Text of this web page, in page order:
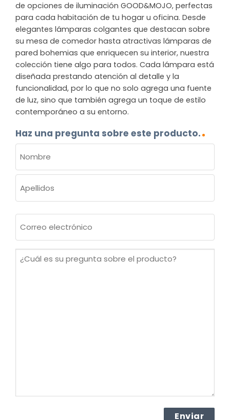
de opciones de iluminación GOOD&MOJO, perfectas
para cada habitación de tu hogar u oficina. Desde
elegantes lámparas colgantes que destacan sobre
su mesa de comedor hasta atractivas lámparas de
pared bohemias que enriquecen su interior, nuestra
colección tiene algo para todos. Cada lámpara está
diseñada prestando atención al detalle y la
funcionalidad, por lo que no solo agrega una fuente
de luz, sino que también agrega un toque de estilo
contemporáneo a su entorno.
Haz una pregunta sobre este producto.
(OBLIGATORIO)
Nombre
electrónico
¿Cuál